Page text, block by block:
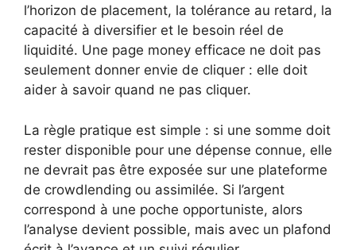
l’horizon de placement, la tolérance au retard, la
capacité à diversifier et le besoin réel de
liquidité. Une page money efficace ne doit pas
seulement donner envie de cliquer : elle doit
aider à savoir quand ne pas cliquer.
La règle pratique est simple : si une somme doit
rester disponible pour une dépense connue, elle
ne devrait pas être exposée sur une plateforme
de crowdlending ou assimilée. Si l’argent
correspond à une poche opportuniste, alors
l’analyse devient possible, mais avec un plafond